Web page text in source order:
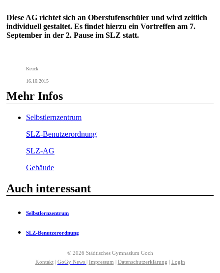
Diese AG richtet sich an Oberstufenschüler und wird zeitlich
individuell gestaltet. Es findet hierzu ein Vortreffen am 7.
September in der 2. Pause im SLZ statt.
Keuck
16.10.2015
Mehr Infos
Selbstlernzentrum
SLZ-Benutzerordnung
SLZ-AG
Gebäude
Auch interessant
Selbstlernzentrum
SLZ-Benutzerordnung
© 2026 Städtisches Gymnasium Goch
Kontakt| GoGy News Impressum Datenschutzerklärung Login